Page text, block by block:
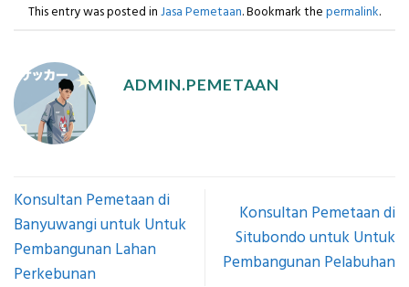
This entry was posted in Jasa Pemetaan. Bookmark the permalink.
ADMIN.PEMETAAN
Konsultan Pemetaan di
Banyuwangi untuk Untuk
Pembangunan Lahan
Perkebunan
Konsultan Pemetaan di
Situbondo untuk Untuk
Pembangunan Pelabuhan